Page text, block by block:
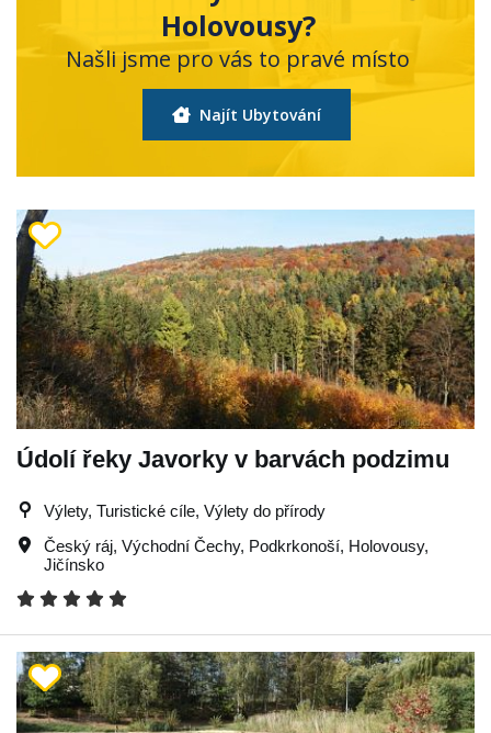
Holovousy?
Našli jsme pro vás to pravé místo
Najít Ubytování
Údolí řeky Javorky v barvách podzimu
Výlety, Turistické cíle, Výlety do přírody
Český ráj, Východní Čechy, Podkrkonoší, Holovousy,
Jičínsko